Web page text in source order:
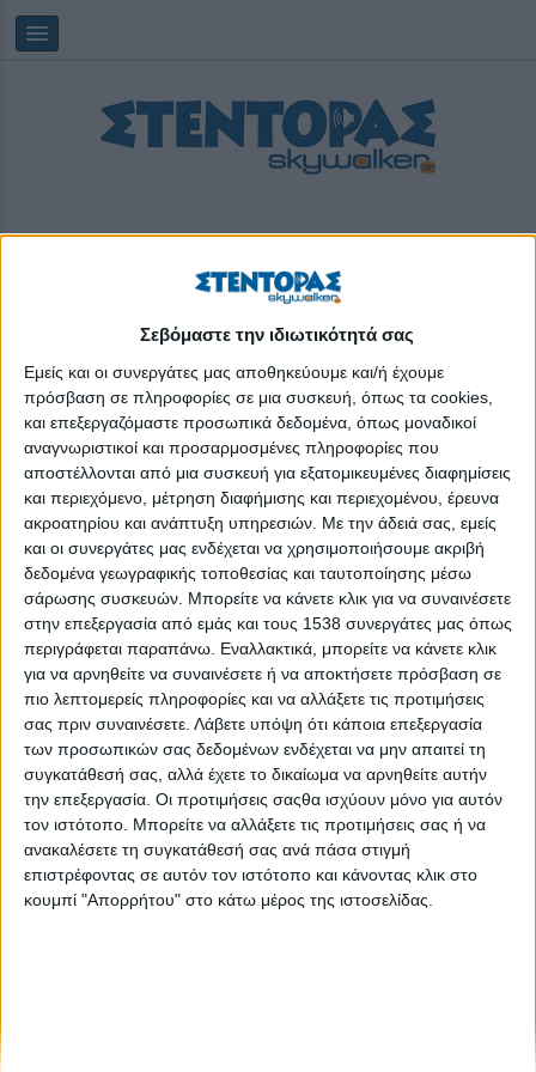
Σεβόμαστε την ιδιωτικότητά σας
Εμείς και οι συνεργάτες μας αποθηκεύουμε και/ή έχουμε
πρόσβαση σε πληροφορίες σε μια συσκευή, όπως τα cookies,
και επεξεργαζόμαστε προσωπικά δεδομένα, όπως μοναδικοί
αναγνωριστικοί και προσαρμοσμένες πληροφορίες που
αποστέλλονται από μια συσκευή για εξατομικευμένες διαφημίσεις
και περιεχόμενο, μέτρηση διαφήμισης και περιεχομένου, έρευνα
ακροατηρίου και ανάπτυξη υπηρεσιών. Με την άδειά σας, εμείς
και οι συνεργάτες μας ενδέχεται να χρησιμοποιήσουμε ακριβή
δεδομένα γεωγραφικής τοποθεσίας και ταυτοποίησης μέσω
σάρωσης συσκευών. Μπορείτε να κάνετε κλικ για να συναινέσετε
στην επεξεργασία από εμάς και τους 1538 συνεργάτες μας όπως
περιγράφεται παραπάνω. Εναλλακτικά, μπορείτε να κάνετε κλικ
για να αρνηθείτε να συναινέσετε ή να αποκτήσετε πρόσβαση σε
πιο λεπτομερείς πληροφορίες και να αλλάξετε τις προτιμήσεις
σας πριν συναινέσετε. Λάβετε υπόψη ότι κάποια επεξεργασία
των προσωπικών σας δεδομένων ενδέχεται να μην απαιτεί τη
συγκατάθεσή σας, αλλά έχετε το δικαίωμα να αρνηθείτε αυτήν
την επεξεργασία. Οι προτιμήσεις σαςθα ισχύουν μόνο για αυτόν
τον ιστότοπο. Μπορείτε να αλλάξετε τις προτιμήσεις σας ή να
ανακαλέσετε τη συγκατάθεσή σας ανά πάσα στιγμή
επιστρέφοντας σε αυτόν τον ιστότοπο και κάνοντας κλικ στο
κουμπί "Απορρήτου" στο κάτω μέρος της ιστοσελίδας.
Saturday, 08/08/202602:18:55
ΕΛΙΞ
Προσφυγόπουλα συνεισφέρουν στο πράσινο του τόπου
Στα Social Media, 20-27 Μαΐου 2019
Στα Social Media, 25 Φεβρουαρίου - 4 Μαρτίου 2019
None feed